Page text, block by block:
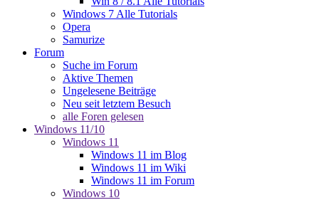
Windows 7 Alle Tutorials
Opera
Samurize
Forum
Suche im Forum
Aktive Themen
Ungelesene Beiträge
Neu seit letztem Besuch
alle Foren gelesen
Windows 11/10
Windows 11
Windows 11 im Blog
Windows 11 im Wiki
Windows 11 im Forum
Windows 10